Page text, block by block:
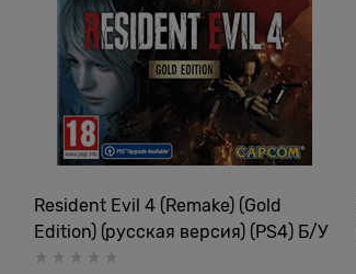
Resident Evil 4 (Remake) (Gold
Edition) (русская версия) (PS4) Б/У